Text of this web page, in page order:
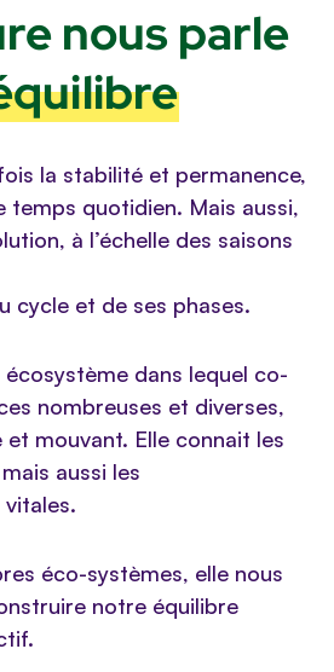
nous parle
la stabilité et permanence,
temps quotidien. Mais aussi,
à l’échelle des saisons
cycle et de ses phases.
dans lequel co-
nombreuses et diverses,
mouvant. Elle connait les
aussi les
éco-systèmes, elle nous
notre équilibre